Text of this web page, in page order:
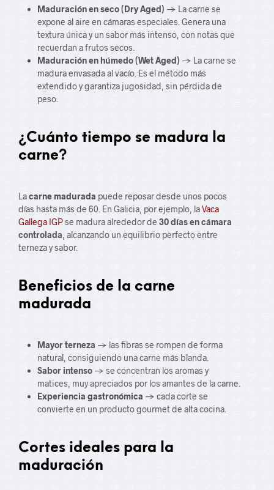
Maduración en seco (Dry Aged) → La carne se
expone al aire en cámaras especiales. Genera una
textura única y un sabor más intenso, con notas que
recuerdan a frutos secos.
Maduración en húmedo (Wet Aged) → La carne se
madura envasada al vacío. Es el método más
extendido y garantiza jugosidad, sin pérdida de
peso.
¿Cuánto tiempo se madura la
carne?
Lacarne madurada puede reposar desde unos pocos
días hasta más de 60. En Galicia, por ejemplo, laVaca
Gallega IGPse madura alrededor de 30 días en cámara
controlada , alcanzando un equilibrio perfecto entre
terneza y sabor.
Beneficios de la carne
madurada
Mayor terneza → las fibras se rompen de forma
natural, consiguiendo una carne más blanda.
Sabor intenso→ se concentran los aromas y
matices, muy apreciados por los amantes de la carne.
Experiencia gastronómica → cada corte se
convierte en un producto gourmet de alta cocina.
Cortes ideales para la
maduración